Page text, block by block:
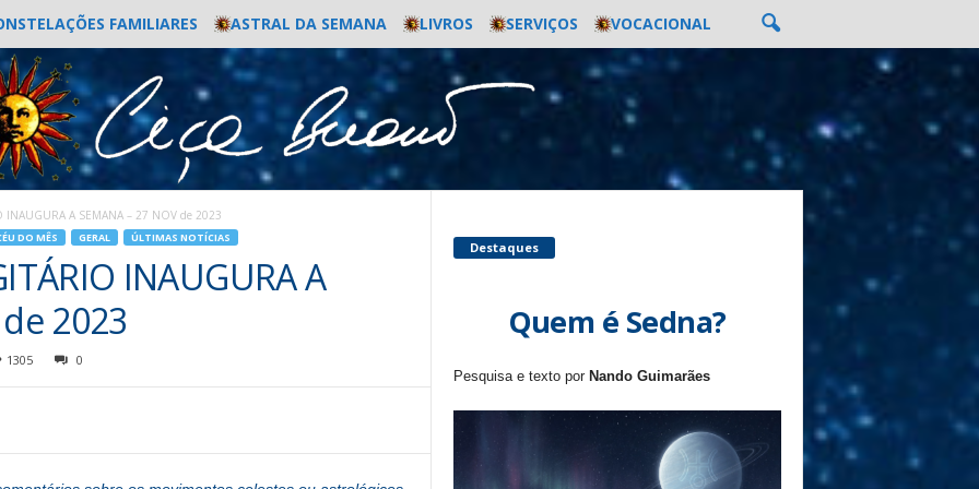
FAMILIARES ASTRAL DA SEMANA LIVROS SERVIÇOS VOCACIONAL
INAUGURA A SEMANA – 27 NOV de 2023
DO MÊS GERAL ÚLTIMAS NOTÍCIAS
INAUGURA A
2023
1305 0
Destaques
Quem é Sedna?
Pesquisa e texto por Nando Guimarães